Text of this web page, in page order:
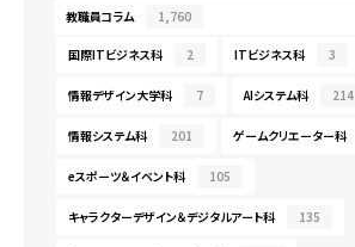
教職員コラム 1,760
国際ITビジネス科 2 ITビジネス科 3
情報デザイン大学科 7 AIシステム科 214
情報システム科 201 ゲームクリエーター科
eスポーツ＆イベント科 105
キャラクターデザイン＆デジタルアート科 135